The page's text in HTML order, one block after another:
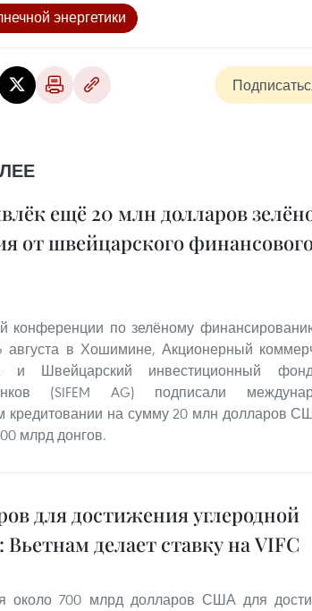
энергетики
ещё 20 млн долларов
от швейцарского
конференции по зелёному
августа в Хошимине, Акционерный
Швейцарский инвестиционный
(SIFEM AG) подписали
кредитовании на сумму 20 млн долларов
млрд донгов.
для достижения углеродной
делает ставку на VIFC
около 700 млрд долларов США для